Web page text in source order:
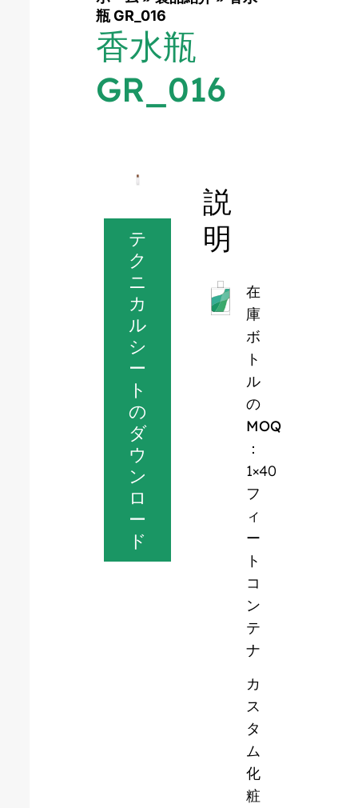
瓶 GR_016
香水瓶
GR_016
テ
ク
ニ
カ
ル
シ
ー
ト
の
ダ
ウ
ン
ロ
ー
ド
説
明
在
庫
ボ
ト
ル
の
MOQ
：
1×40
フ
ィ
ー
ト
コ
ン
テ
ナ
カ
ス
タ
ム
化
粧